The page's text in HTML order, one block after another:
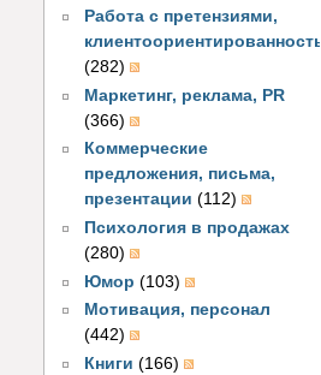
Работа с претензиями,
клиентоориентированность
(282)
Маркетинг, реклама, PR
(366)
Коммерческие
предложения, письма,
презентации (112)
Психология в продажах
(280)
Юмор (103)
Мотивация, персонал
(442)
Книги (166)